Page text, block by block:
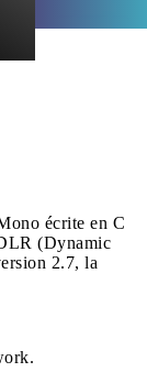
écrite en C
(Dynamic
2.7, la